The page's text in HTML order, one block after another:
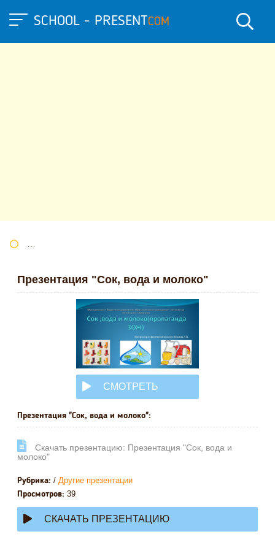
SCHOOL - PRESENTCOM
Презентация "Сок, вода и молоко"
СМОТРЕТЬ
Презентация "Сок, вода и молоко":
Cкачать презентацию: Презентация "Сок, вода и
молоко"
Рубрика: / Другие презентации
Просмотров: 39
СКАЧАТЬ ПРЕЗЕНТАЦИЮ